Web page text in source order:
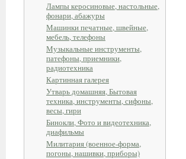
Лампы керосиновые, настольные,
фонари, абажуры
Машинки печатные, швейные,
мебель, телефоны
Музыкальные инструменты,
патефоны, приемники,
радиотехника
Картинная галерея
Утварь домашняя, Бытовая
техника, инструменты, сифоны,
весы, гири
Бинокли, Фото и видеотехника,
диафильмы
Милитария (военное-форма,
погоны, нашивки, приборы)